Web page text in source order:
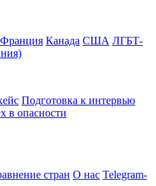
Франция Канада США ЛГБТ-
Подготовка к интервью
в опасности
стран О нас Telegram-